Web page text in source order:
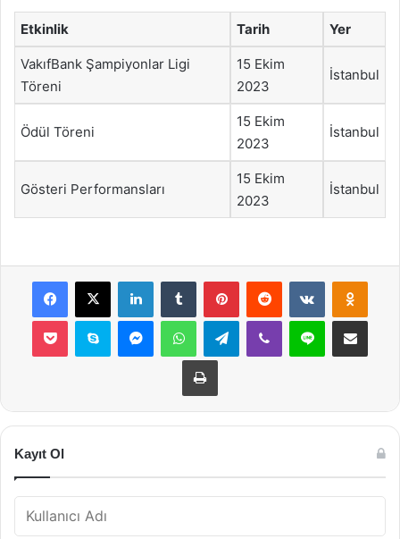
Etkinlik Tarih Yer
VakıfBank Şampiyonlar Ligi
Töreni
15 Ekim
2023
İstanbul
Ödül Töreni
15 Ekim
2023
İstanbul
Gösteri Performansları
15 Ekim
2023
İstanbul
Facebook
X LinkedInTumblr PinterestReddit VKontakte
Pocket Skype MessengerWhatsAppTelegramViber Line E-Posta ile
Yazdır
Kayıt Ol